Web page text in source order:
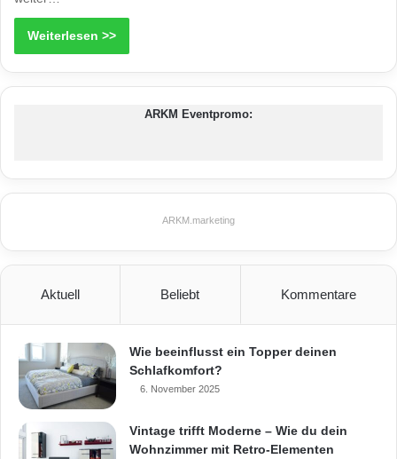
Weiterlesen >>
ARKM Eventpromo:
ARKM.marketing
Aktuell Beliebt Kommentare
Wie beeinflusst ein Topper deinen
Schlafkomfort?
6. November 2025
Vintage trifft Moderne – Wie du dein
Wohnzimmer mit Retro-Elementen